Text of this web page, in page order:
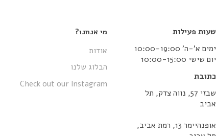
שעות פעילות
ימים א’-ה’ 10:00-19:00
יום שישי 10:00-15:00
כתובת
שבזי 57, נווה צדק, תל
אביב
אופנהיימר 13, רמת אביב,
מי אנחנו?
אודות
הבלוג שלנו
Check out our Instagram